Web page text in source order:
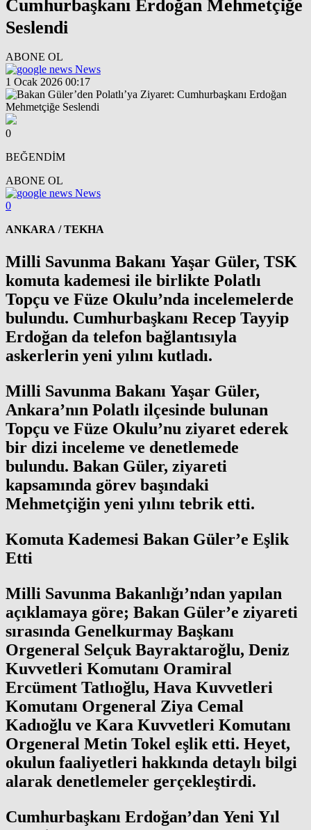
Cumhurbaşkanı Erdoğan Mehmetçiğe
Seslendi
ABONE OL
News
1 Ocak 2026 00:17
0
BEĞENDİM
ABONE OL
News
0
ANKARA / TEKHA
Milli Savunma Bakanı Yaşar Güler, TSK
komuta kademesi ile birlikte Polatlı
Topçu ve Füze Okulu’nda incelemelerde
bulundu. Cumhurbaşkanı Recep Tayyip
Erdoğan da telefon bağlantısıyla
askerlerin yeni yılını kutladı.
Milli Savunma Bakanı Yaşar Güler,
Ankara’nın Polatlı ilçesinde bulunan
Topçu ve Füze Okulu’nu ziyaret ederek
bir dizi inceleme ve denetlemede
bulundu. Bakan Güler, ziyareti
kapsamında görev başındaki
Mehmetçiğin yeni yılını tebrik etti.
Komuta Kademesi Bakan Güler’e Eşlik
Etti
Milli Savunma Bakanlığı’ndan yapılan
açıklamaya göre; Bakan Güler’e ziyareti
sırasında Genelkurmay Başkanı
Orgeneral Selçuk Bayraktaroğlu, Deniz
Kuvvetleri Komutanı Oramiral
Ercüment Tatlıoğlu, Hava Kuvvetleri
Komutanı Orgeneral Ziya Cemal
Kadıoğlu ve Kara Kuvvetleri Komutanı
Orgeneral Metin Tokel eşlik etti. Heyet,
okulun faaliyetleri hakkında detaylı bilgi
alarak denetlemeler gerçekleştirdi.
Cumhurbaşkanı Erdoğan’dan Yeni Yıl